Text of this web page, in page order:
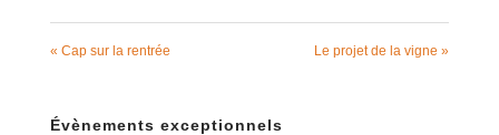
« Cap sur la rentrée Le projet de la vigne »
Évènements exceptionnels